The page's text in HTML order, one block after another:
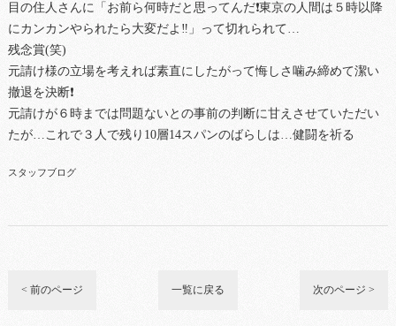
目の住人さんに「お前ら何時だと思ってんだ❗東京の人間は５時以降
にカンカンやられたら大変だよ‼」って切れられて…
残念賞(笑)
元請け様の立場を考えれば素直にしたがって悔しさ噛み締めて潔い
撤退を決断❗
元請けが６時までは問題ないとの事前の判断に甘えさせていただい
たが…これで３人で残り10層14スパンのばらしは…健闘を祈る
スタッフブログ
< 前のページ 一覧に戻る 次のページ >